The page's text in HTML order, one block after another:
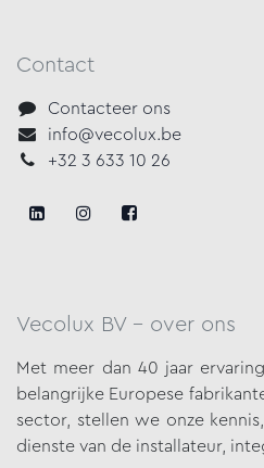
Contact
Contacteer ons
info@vecolux.be
+32 3 633 10 26
Vecolux BV - over ons
Met meer dan 40 jaar
belangrijke Europese
sector, stellen we onze
dienste van de installateur,